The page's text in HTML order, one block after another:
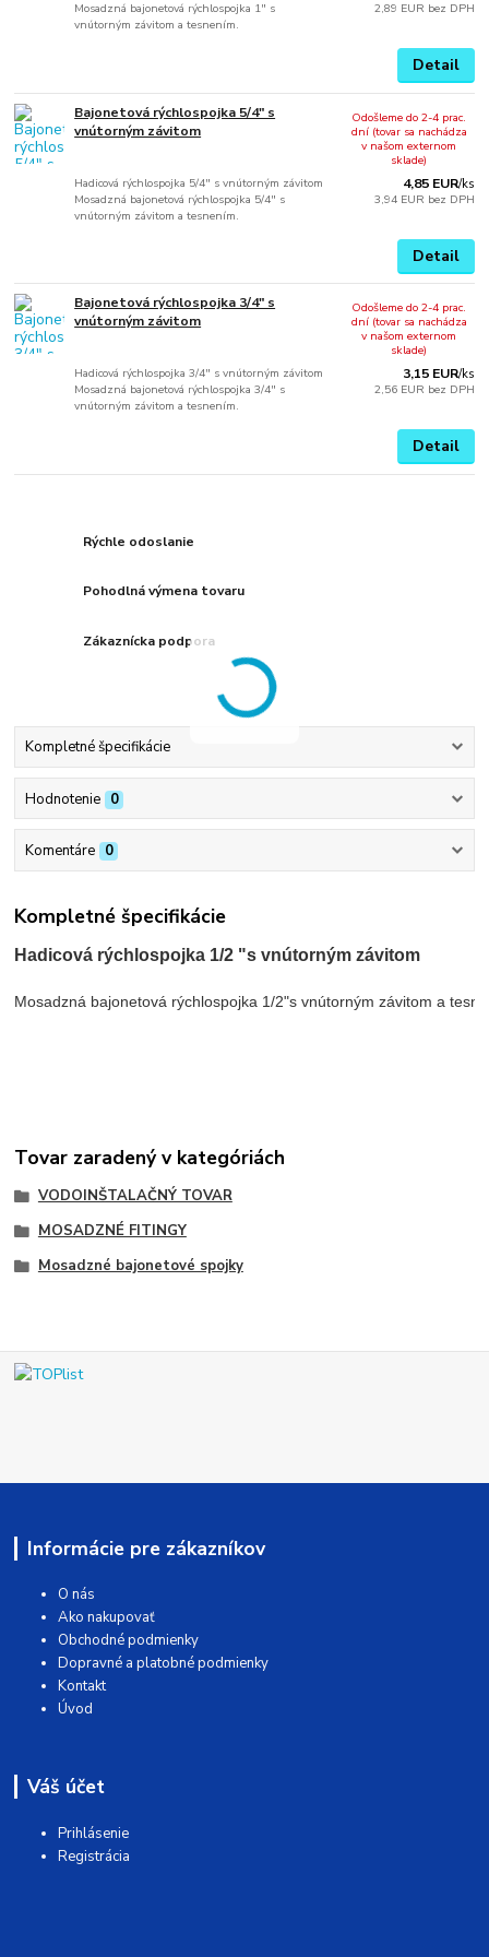
Mosadzná bajonetová rýchlospojka 1" s
vnútorným závitom a tesnením.
2,89 EUR bez DPH
Detail
Bajonetová rýchlospojka 5/4" s
vnútorným závitom
Hadicová rýchlospojka 5/4" s vnútorným závitom
Mosadzná bajonetová rýchlospojka 5/4" s
vnútorným závitom a tesnením.
4,85 EUR/ks
3,94 EUR bez DPH
Odošleme do 2-4 prac.
dní (tovar sa nachádza
v našom externom
sklade)
Detail
Bajonetová rýchlospojka 3/4" s
vnútorným závitom
Hadicová rýchlospojka 3/4" s vnútorným závitom
Mosadzná bajonetová rýchlospojka 3/4" s
vnútorným závitom a tesnením.
3,15 EUR/ks
2,56 EUR bez DPH
Odošleme do 2-4 prac.
dní (tovar sa nachádza
v našom externom
sklade)
Detail
Rýchle odoslanie
Pohodlná výmena tovaru
Zákaznícka podpora
Kompletné špecifikácie
Hodnotenie 0
Komentáre 0
Kompletné špecifikácie
Mosadzná bajonetová rýchlospojka 1/2"s vnútorným závitom a
Tovar zaradený v kategóriách
VODOINŠTALAČNÝ TOVAR
MOSADZNÉ FITINGY
Mosadzné bajonetové spojky
Informácie pre zákazníkov
O nás
Ako nakupovať
Obchodné podmienky
Dopravné a platobné podmienky
Kontakt
Úvod
Váš účet
Prihlásenie
Registrácia